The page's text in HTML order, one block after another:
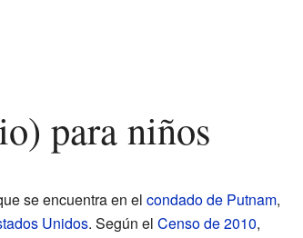
para niños
se encuentra en el condado de Putnam,
Unidos. Según el Censo de 2010,